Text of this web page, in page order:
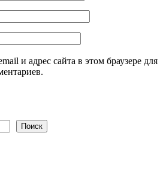
и адрес сайта в этом браузере для
Поиск